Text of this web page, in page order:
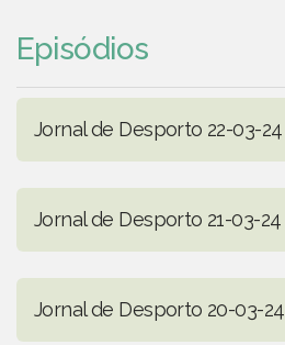
Episódios
Jornal de Desporto 22-03-24
Jornal de Desporto 21-03-24
Jornal de Desporto 20-03-24